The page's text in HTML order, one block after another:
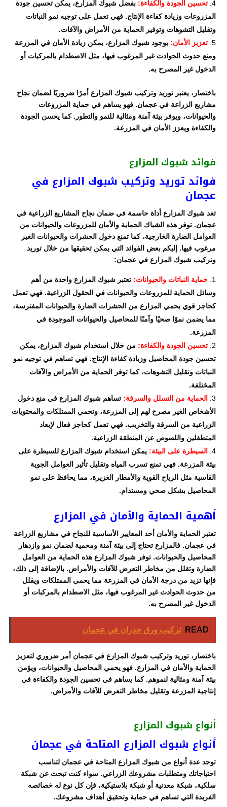
تحسين الجودة والكفاءة: بفضل شبوك المزارع، يمكن تحسين جودة
المزروعات وزيادة كفاءة الإنتاج. فهي تعمل على توجيه نمو النباتات
وتقليل التشوهات وتوفير الحماية من الأمراض والآفات.
تعزيز الأمان: بوجود شبوك المزارع، يمكن زيادة الأمان في المزرعة
ومنع حدوث الحوادث غير المرغوب فيها، مثل الاصطدام بالمركبات أو
الدخول غير المصرح به.
باختصار، يعتبر توريد وتركيب شبوك المزارع أمرًا ضروريًا لضمان نجاح
مشاريع الزراعة في عجمان. فهو يساهم في حماية المزروعات
والحيوانات، ويوفر بيئة آمنة ومثالية للنمو والتطور. كما يحسن الجودة
والكفاءة ويعزز الأمان في المزرعة.
فوائد شبوك المزارع
فوائد توريد وتركيب شبوك المزارع في
عجمان
تعد شبوك المزارع أداة حاسمة في ضمان نجاح المشاريع الزراعية في
عجمان. توفر هذه الشباك الحماية والأمان للمزروعات والحيوانات من
العوامل الضارة الخارجية، كما تمنع دخول الحشرات والحيوانات الغير
مرغوب فيها. إليكم بعض الفوائد التي يمكن تحقيقها من خلال توريد
وتركيب شبوك المزارع في عجمان:
حماية النباتات والحيوانات: تعتبر شبوك المزارع واحدة من أهم
وسائل الحماية للمزروعات والحيوانات في الحقول الزراعية. فهي تعمل
كحاجز قوي يحمي المزارع من الحشرات الضارة والحيوانات المفترسة،
مما يضمن نموًا صحيًا وآمنًا للمحاصيل والحيوانات الموجودة في
المزرعة.
تحسين الجودة والكفاءة: من خلال استخدام شبوك المزارع، يمكن
تحسين جودة المحاصيل وزيادة كفاءة الإنتاج. فهي تساهم في توجيه نمو
النباتات وتقليل التشوهات، كما توفر الحماية من الأمراض والآفات
المختلفة.
الحماية من التسلل والسرقة: تساهم شبوك المزارع في منع دخول
الأشخاص الغير مصرح لهم إلى المزرعة، وتحمي الممتلكات والمحتويات
الزراعية من السرقة والتخريب. فهي تعمل كحاجز فعال لإبعاد
المتطفلين واللصوص عن المنطقة الزراعية.
السيطرة على البيئة: يمكن استخدام شبوك المزارع للسيطرة على
بيئة المزرعة. فهي تمنع تسرب المياه وتقليل تأثير العوامل الجوية
القاسية مثل الرياح القوية والأمطار الغزيرة، مما يحافظ على نمو
المحاصيل بشكل صحي ومستدام.
أهمية الحماية والأمان في المزارع
تعتبر الحماية والأمان أحد المعايير الأساسية للنجاح في مشاريع الزراعة
في عجمان. فالمزارع تحتاج إلى بيئة آمنة ومحمية لضمان نمو وازدهار
المحاصيل والحيوانات. توفر شبوك المزارع هذه الحماية من العوامل
الضارة وتقلل من مخاطر التعرض للآفات والأمراض. بالإضافة إلى ذلك،
فإنها تزيد من درجة الأمان في المزرعة مما يحمي الممتلكات ويقلل
من حدوث الحوادث غير المرغوب فيها، مثل الاصطدام بالمركبات أو
الدخول غير المصرح به.
READ تركيب ورق جدران في عجمان
باختصار، توريد وتركيب شبوك المزارع في عجمان أمر ضروري لتعزيز
الحماية والأمان في المزارع. فهو يحمي المحاصيل والحيوانات، ويؤمن
بيئة آمنة ومثالية لنموهم. كما يساهم في تحسين الجودة والكفاءة في
إنتاجية المزرعة وتقليل مخاطر التعرض للآفات والأمراض.
أنواع شبوك المزارع
أنواع شبوك المزارع المتاحة في عجمان
توجد عدة أنواع من شبوك المزارع المتاحة في عجمان لتناسب
احتياجاتك ومتطلبات مشروعك الزراعي. سواء كنت تبحث عن شبكة
سلكية، شبكة معدنية أو شبكة بلاستيكية، فإن كل نوع له خصائصه
الفريدة التي تساهم في حماية وتحقيق أهداف مشروعك.